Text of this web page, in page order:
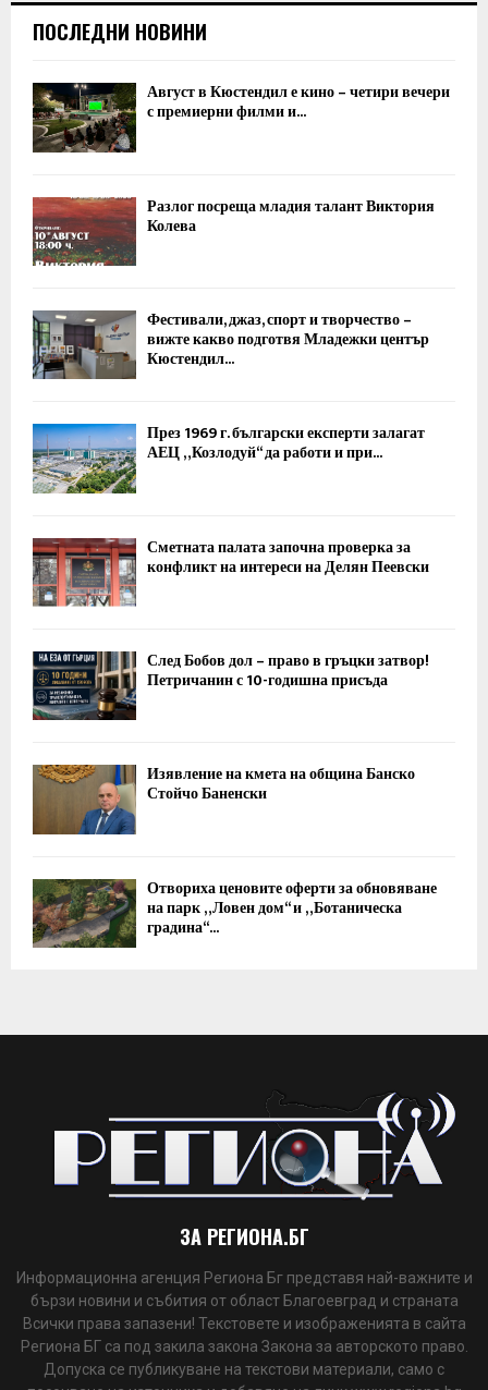
ПОСЛЕДНИ НОВИНИ
Август в Кюстендил е кино – четири вечери
с премиерни филми и...
Разлог посреща младия талант Виктория
Колева
Фестивали, джаз, спорт и творчество –
вижте какво подготвя Младежки център
Кюстендил...
През 1969 г. български експерти залагат
АЕЦ „Козлодуй“ да работи и при...
Сметната палата започна проверка за
конфликт на интереси на Делян Пеевски
След Бобов дол – право в гръцки затвор!
Петричанин с 10-годишна присъда
Изявление на кмета на община Банско
Стойчо Баненски
Отвориха ценовите оферти за обновяване
на парк „Ловен дом“ и „Ботаническа
градина“...
ЗА РЕГИОНА.БГ
Информационна агенция Региона Бг представя най-важните и
бързи новини и събития от област Благоевград и страната
Всички права запазени! Текстовете и изображенията в сайта
Региона БГ са под закила закона Закона за авторското право.
Допуска се публикуване на текстови материали, само с